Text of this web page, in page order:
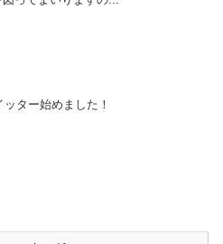
ッター始めました！